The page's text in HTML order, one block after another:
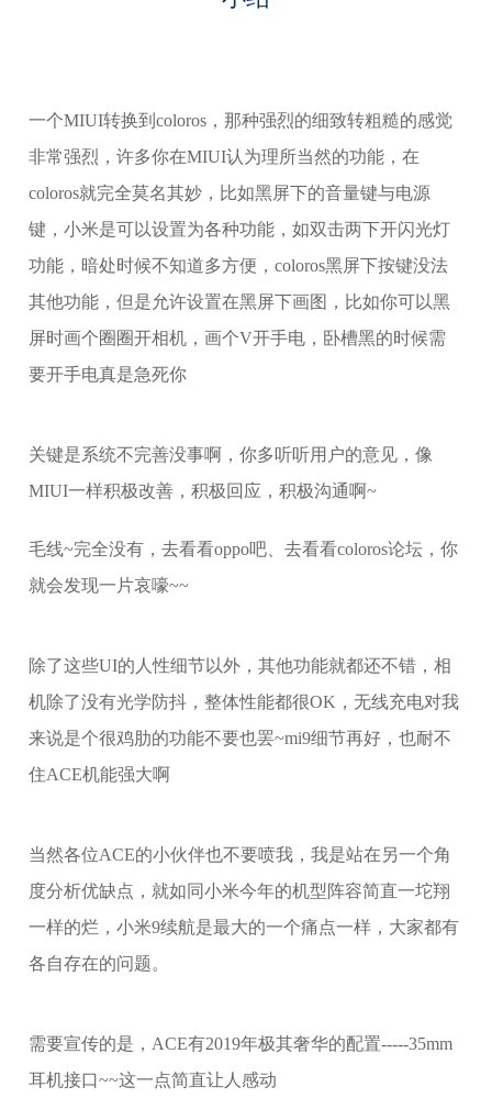
一个MIUI转换到coloros，那种强烈的细致转粗糙的感觉
非常强烈，许多你在MIUI认为理所当然的功能，在
coloros就完全莫名其妙，比如黑屏下的音量键与电源
键，小米是可以设置为各种功能，如双击两下开闪光灯
功能，暗处时候不知道多方便，coloros黑屏下按键没法
其他功能，但是允许设置在黑屏下画图，比如你可以黑
屏时画个圈圈开相机，画个V开手电，卧槽黑的时候需
要开手电真是急死你
关键是系统不完善没事啊，你多听听用户的意见，像
MIUI一样积极改善，积极回应，积极沟通啊~
毛线~完全没有，去看看oppo吧、去看看coloros论坛，你
就会发现一片哀嚎~~
除了这些UI的人性细节以外，其他功能就都还不错，相
机除了没有光学防抖，整体性能都很OK，无线充电对我
来说是个很鸡肋的功能不要也罢~mi9细节再好，也耐不
住ACE机能强大啊
当然各位ACE的小伙伴也不要喷我，我是站在另一个角
度分析优缺点，就如同小米今年的机型阵容简直一坨翔
一样的烂，小米9续航是最大的一个痛点一样，大家都有
各自存在的问题。
需要宣传的是，ACE有2019年极其奢华的配置-----35mm
耳机接口~~这一点简直让人感动